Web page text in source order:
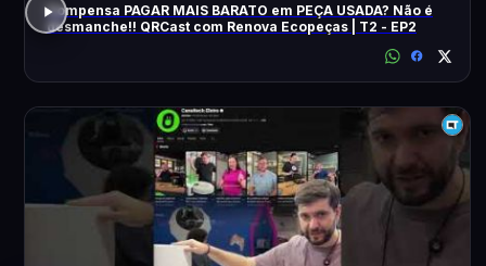
Compensa PAGAR MAIS BARATO em PEÇA USADA? Não é
desmanche!! QRCast com Renova Ecopeças | T2 - EP2